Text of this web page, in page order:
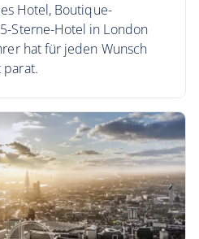
Hotel, Boutique-
Sterne-Hotel in London
hat für jeden Wunsch
parat.